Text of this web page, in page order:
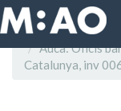
Vés al contingut
Inici
Auca: Oficis
Catalunya, inv